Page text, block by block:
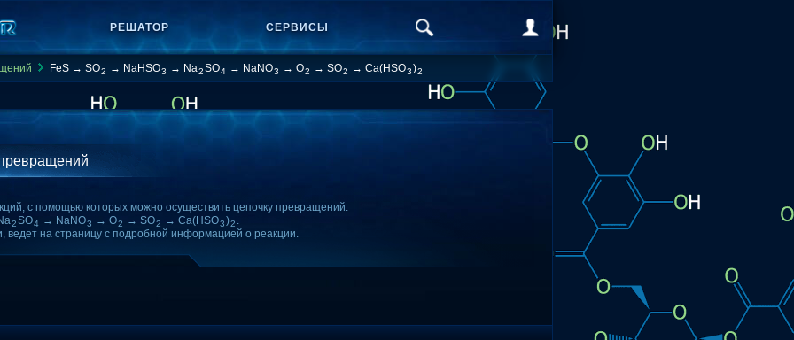
РЕШАТОР СЕРВИСЫ
FeS → SO2 → NaHSO3 → Na2SO4 → NaNO3 → O2 → SO2 → Ca(HSO3)2
с помощью которых можно осуществить цепочку превращений:
2SO4 → NaNO3 → O2 → SO2 → Ca(HSO3)2 .
ведет на страницу с подробной информацией о реакции.